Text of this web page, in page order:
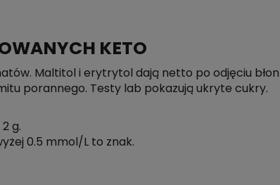
KETO
Maltitol i erytrytol dają netto po odjęciu
porannego. Testy lab pokazują ukryte cukry.
g.
0.5 mmol/L to znak.